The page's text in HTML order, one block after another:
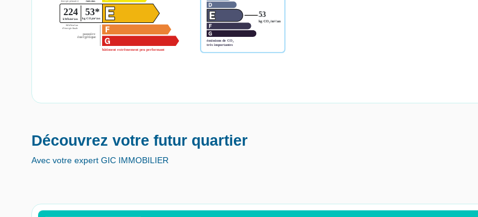
Découvrez votre futur quartier
Avec votre expert GIC IMMOBILIER